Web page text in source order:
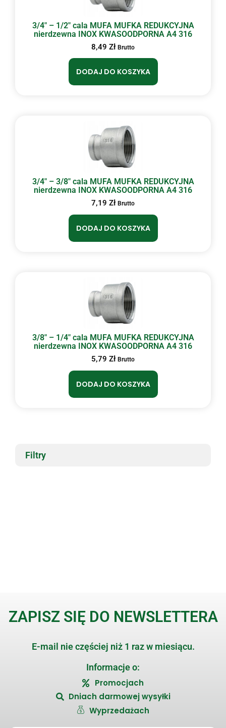
Filtry
3/4″ – 1/2″ cala MUFA MUFKA REDUKCYJNA
nierdzewna INOX KWASOODPORNA A4 316
8,49 Zł Brutto
DODAJ DO KOSZYKA
3/4″ – 3/8″ cala MUFA MUFKA REDUKCYJNA
nierdzewna INOX KWASOODPORNA A4 316
7,19 Zł Brutto
DODAJ DO KOSZYKA
3/8″ – 1/4″ cala MUFA MUFKA REDUKCYJNA
nierdzewna INOX KWASOODPORNA A4 316
5,79 Zł Brutto
DODAJ DO KOSZYKA
ZAPISZ SIĘ DO NEWSLETTERA
E-mail nie częściej niż 1 raz w miesiącu.
Informacje o:
Promocjach
Dniach darmowej wysyłki
Wyprzedażach